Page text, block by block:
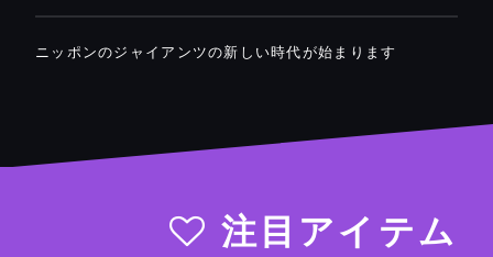
ニッポンのジャイアンツの新しい時代が始まります
注目アイテム